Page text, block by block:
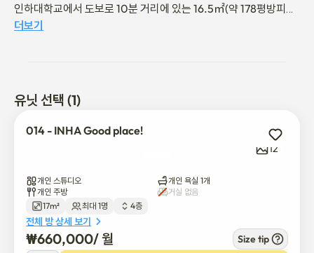
인하대학교에서 도보로 10분 거리에 있는 16.5㎡(약 178평방피트)
규모의 집입니다. 근처에 식당과 편의점이 있습니다.
한 사람을 위한 간단한 스튜디오, 햇빛이 풍부하고 밝습니다.
이곳은 다른 누구와도 공유되지 않는 사적인 공간으로, 오직 당신이
안전하며 늦은 밤에도 안전하게 외출할 수 있습니다.
편의 시설:
• 진공 청소기
• 세탁기
더보기
유닛 선택 (1)
014 - INHA Good place!
12
개인 스튜디오
개인 욕실 1개
개인 주방
거실 없음
17m²
최대 1명 4층
전체 방 상세 보기
₩660,000/ 월 Size tip